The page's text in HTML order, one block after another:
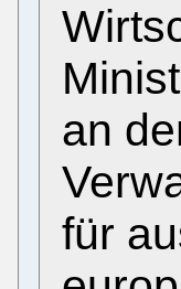
an
für